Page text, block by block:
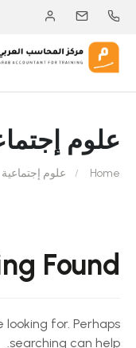
علوم
Home علوم إجتماعية
Found
looking for. Perhaps
searching can help.